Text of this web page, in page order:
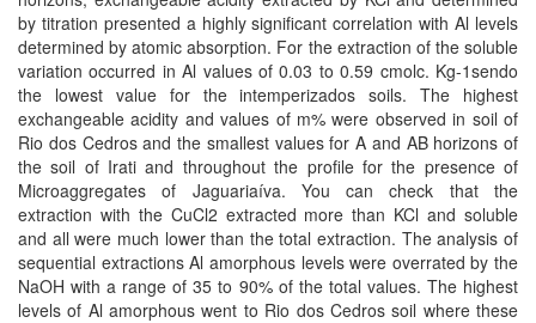
by titration presented a highly significant correlation with Al levels
determined by atomic absorption. For the extraction of the soluble
variation occurred in Al values of 0.03 to 0.59 cmolc. Kg-1sendo
the lowest value for the intemperizados soils. The highest
exchangeable acidity and values of m% were observed in soil of
Rio dos Cedros and the smallest values for A and AB horizons of
the soil of Irati and throughout the profile for the presence of
Microaggregates of Jaguariaíva. You can check that the
extraction with the CuCl2 extracted more than KCl and soluble
and all were much lower than the total extraction. The analysis of
sequential extractions Al amorphous levels were overrated by the
NaOH with a range of 35 to 90% of the total values. The highest
levels of Al amorphous went to Rio dos Cedros soil where these